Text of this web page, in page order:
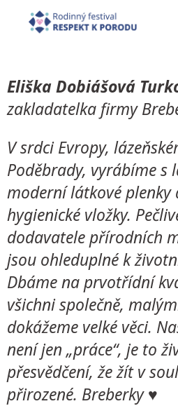
Eliška Dobiášová
zakladatelka firmy
V srdci Evropy,
Poděbrady, vyrábíme s
moderní látkové plenky
hygienické vložky.
dodavatele přírodních
jsou ohleduplné k
Dbáme na prvotřídní
všichni společně,
dokážeme velké věci.
není jen „práce“, je to
přesvědčení, že žít v
přirozené. Breberky ♥